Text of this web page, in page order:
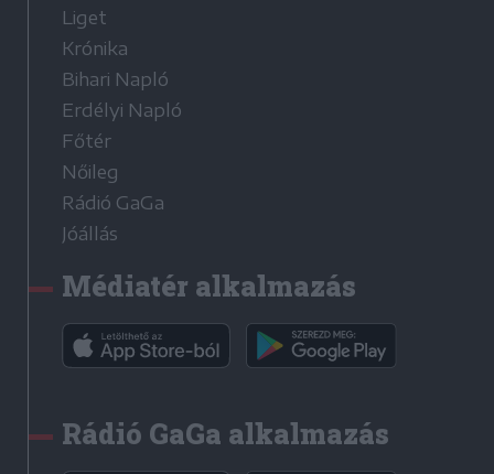
Liget
Krónika
Bihari Napló
Erdélyi Napló
Főtér
Nőileg
Rádió GaGa
Jóállás
Médiatér alkalmazás
Rádió GaGa alkalmazás